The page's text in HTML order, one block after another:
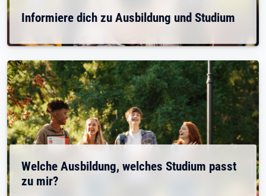
Informiere dich zu Ausbildung und Studium
Welche Ausbildung, welches Studium passt
zu mir?